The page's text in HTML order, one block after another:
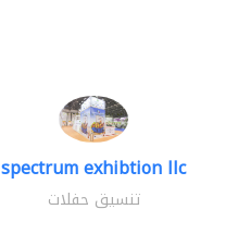
spectrum exhibtion llc
تنسيق حفلات